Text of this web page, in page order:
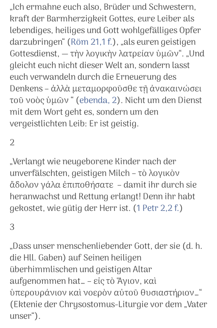
„Ich ermahne euch also, Brüder und Schwestern,
kraft der Barmherzigkeit Gottes, eure Leiber als
lebendiges, heiliges und Gott wohlgefälliges Opfer
darzubringen“ (Röm 21,1 f.), „als euren geistigen
Gottesdienst, — τὴν λογικὴν λατρείαν ὑμῶν“. „Und
gleicht euch nicht dieser Welt an, sondern lasst
euch verwandeln durch die Erneuerung des
Denkens – ἀλλὰ μεταμορφοῦσθε τῇ ἀνακαινώσει
τοῦ νοὸς ὑμῶν “ (ebenda, 2). Nicht um den Dienst
mit dem Wort geht es, sondern um den
vergeistlichten Leib: Er ist geistig.
2
„Verlangt wie neugeborene Kinder nach der
unverfälschten, geistigen Milch – τὸ λογικὸν
ἄδολον γάλα ἐπιποθήσατε – damit ihr durch sie
heranwachst und Rettung erlangt! Denn ihr habt
gekostet, wie gütig der Herr ist. (1 Petr 2,2 f.)
3
„Dass unser menschenliebender Gott, der sie (d. h.
die Hll. Gaben) auf Seinen heiligen
überhimmlischen und geistigen Altar
aufgenommen hat… – εἰς τὸ Ἅγιον, καὶ
ὑπερουράνιον καὶ νοερὸν αὐτοῦ θυσιαστήριον…“
(Ektenie der Chrysostomus-Liturgie vor dem „Vater
unser“).